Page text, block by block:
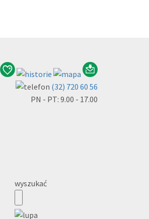
(32) 720 60 56
PN - PT: 9.00 - 17.00
wyszukać